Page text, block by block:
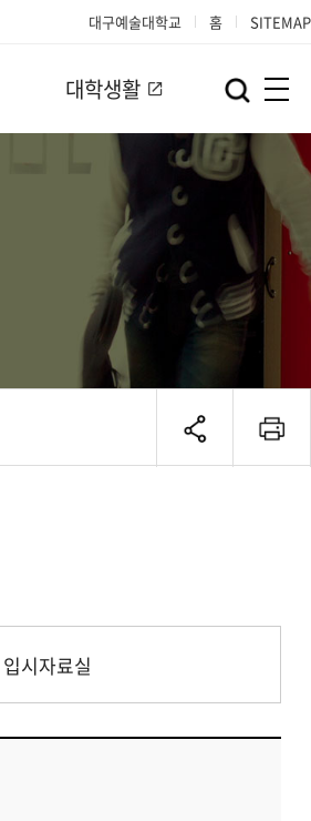
대구예술대학교 홈 SITEMAP
대학생활
입시자료실